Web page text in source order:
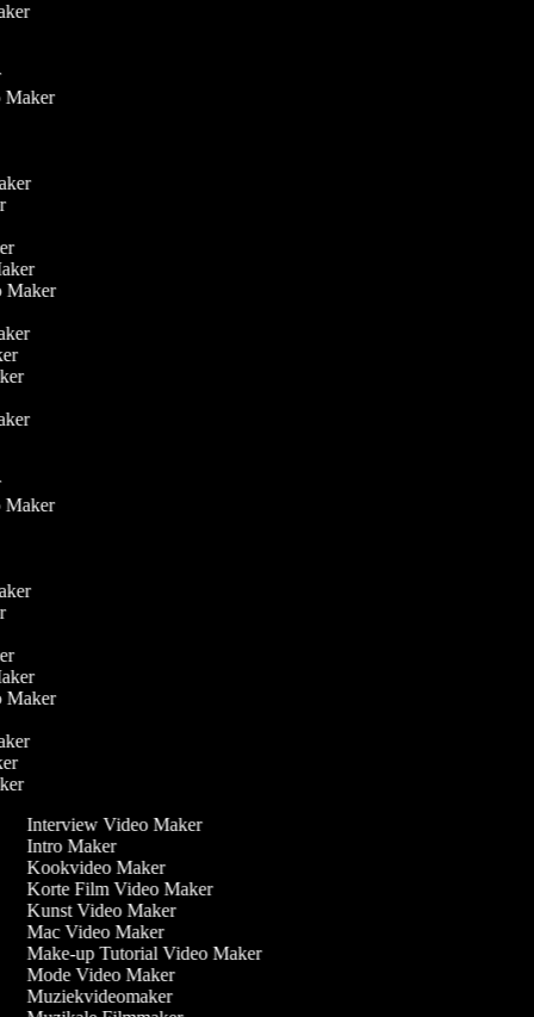
Maker
Maker
Maker
Maker
Interview Video Maker
Intro Maker
Kookvideo Maker
Korte Film Video Maker
Kunst Video Maker
Mac Video Maker
Make-up Tutorial Video Maker
Mode Video Maker
Muziekvideomaker